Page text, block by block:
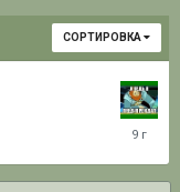
СОРТИРОВКА